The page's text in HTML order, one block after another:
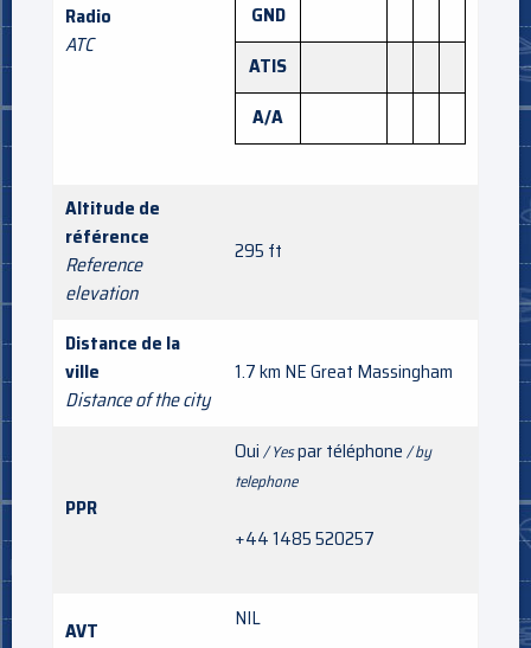
Radio
ATC
GND
ATIS
A/A
Altitude de
référence
Reference
elevation
295 ft
Distance de la
ville
Distance of the city
1.7 km NE Great Massingham
PPR
Oui/ Yespar téléphone/ by
telephone
+44 1485 520257
AVT NIL